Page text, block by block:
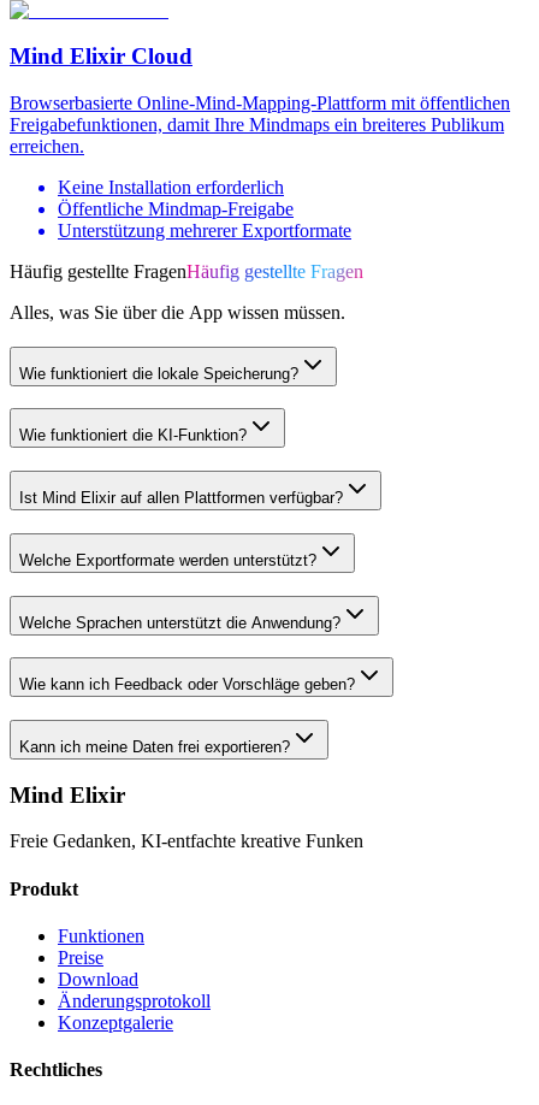
Mind Elixir Cloud
Browserbasierte Online-Mind-Mapping-Plattform mit öffentlichen
Freigabefunktionen, damit Ihre Mindmaps ein breiteres Publikum
erreichen.
Keine Installation erforderlich
Öffentliche Mindmap-Freigabe
Unterstützung mehrerer Exportformate
Häufig gestellte FragenHäufig gestellte Fragen
Alles, was Sie über die App wissen müssen.
Wie funktioniert die lokale Speicherung?
Wie funktioniert die KI-Funktion?
Ist Mind Elixir auf allen Plattformen verfügbar?
Welche Exportformate werden unterstützt?
Welche Sprachen unterstützt die Anwendung?
Wie kann ich Feedback oder Vorschläge geben?
Kann ich meine Daten frei exportieren?
Mind Elixir
Freie Gedanken, KI-entfachte kreative Funken
Produkt
Funktionen
Preise
Download
Änderungsprotokoll
Konzeptgalerie
Rechtliches